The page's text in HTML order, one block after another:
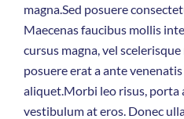
magna.Sed posuere
Maecenas faucibus mollis
cursus magna, vel
posuere erat a ante
aliquet.Morbi leo risus, porta
vestibulum at eros. Donec